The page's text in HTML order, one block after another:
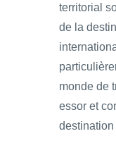
territorial
de la
monde de
essor et